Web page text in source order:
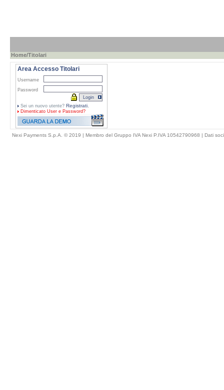
Home/Titolari
Area Accesso Titolari
Username
Password
Sei un nuovo utente? Registrati.
Dimenticato User e Password?
Nexi Payments S.p.A. © 2019 | Membro del Gruppo IVA Nexi P.IVA 10542790968 | Dati